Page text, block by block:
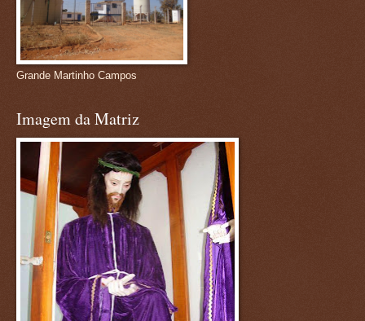
Grande Martinho Campos
Imagem da Matriz